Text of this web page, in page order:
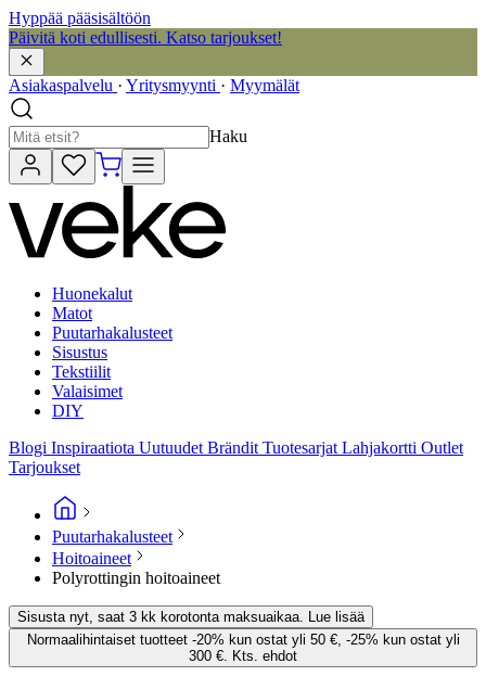
Hyppää pääsisältöön
Päivitä koti edullisesti. Katso tarjoukset!
Asiakaspalvelu · Yritysmyynti · Myymälät
Haku
Huonekalut
Matot
Puutarhakalusteet
Sisustus
Tekstiilit
Valaisimet
DIY
Blogi Inspiraatiota Uutuudet Brändit Tuotesarjat Lahjakortti Outlet
Tarjoukset
Puutarhakalusteet
Hoitoaineet
Polyrottingin hoitoaineet
Sisusta nyt, saat 3 kk korotonta maksuaikaa. Lue lisää
Normaalihintaiset tuotteet -20% kun ostat yli 50 €, -25% kun ostat yli
300 €. Kts. ehdot